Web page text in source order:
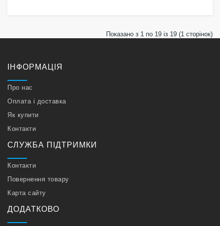
Показано з 1 по 19 із 19 (1 сторінок)
ІНФОРМАЦІЯ
Про нас
Оплата і доставка
Як купити
Контакти
СЛУЖБА ПІДТРИМКИ
Контакти
Повернення товару
Карта сайту
ДОДАТКОВО